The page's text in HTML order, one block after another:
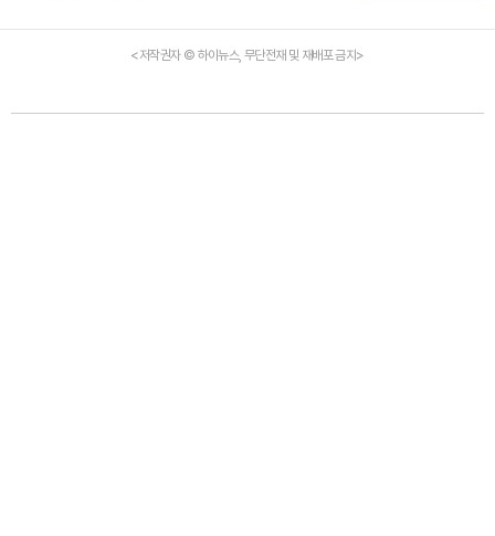
<저작권자 © 하이뉴스, 무단전재 및 재배포 금지>